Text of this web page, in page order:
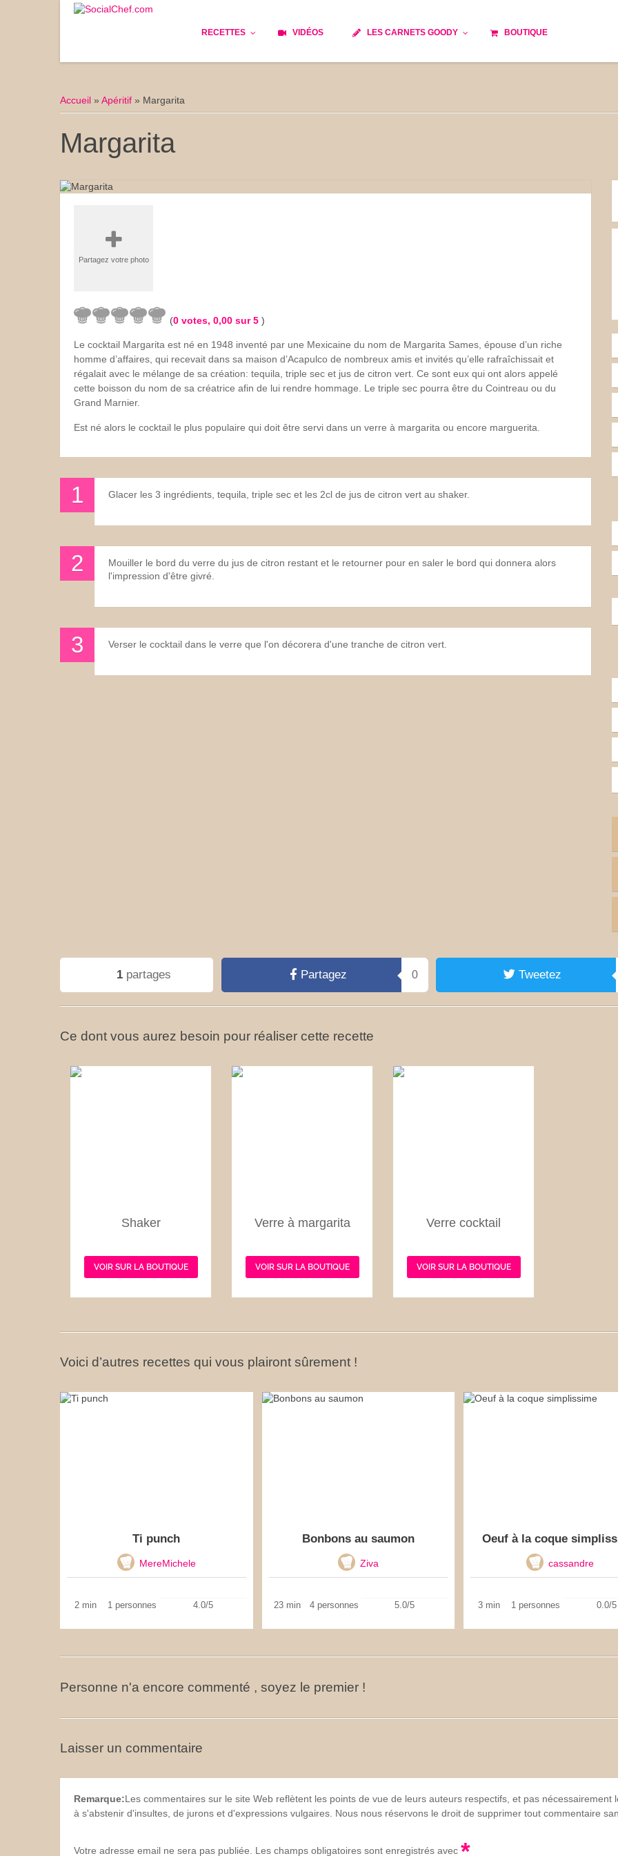
RECETTES
Le Pain
VIDÉOS LES CARNETS GOODY
Spécialité culinaire
BOUTIQUE
Accueil » Apéritif » Margarita
Margarita
Partagez votre photo
(0 votes, 0,00 sur 5 )
Le cocktail Margarita est né en 1948 inventé par une Mexicaine du nom de Margarita Sames, épouse d’un riche
homme d’affaires, qui recevait dans sa maison d’Acapulco de nombreux amis et invités qu’elle rafraîchissait et
régalait avec le mélange de sa création: tequila, triple sec et jus de citron vert. Ce sont eux qui ont alors appelé
cette boisson du nom de sa créatrice afin de lui rendre hommage. Le triple sec pourra être du Cointreau ou du
Grand Marnier.
Est né alors le cocktail le plus populaire qui doit être servi dans un verre à margarita ou encore marguerita.
Glacer les 3 ingrédients, tequila, triple sec et les 2cl de jus de citron vert au shaker.
Mouiller le bord du verre du jus de citron restant et le retourner pour en saler le bord qui donnera alors
l'impression d'être givré.
Verser le cocktail dans le verre que l'on décorera d'une tranche de citron vert.
1partages Partagez 0 Tweetez
Ce dont vous aurez besoin pour réaliser cette recette
Shaker
VOIR SUR LA BOUTIQUE
Verre à margarita
VOIR SUR LA BOUTIQUE
Verre cocktail
VOIR SUR LA BOUTIQUE
Voici d’autres recettes qui vous plairont sûrement !
Ti punch
MereMichele
2 min 1 personnes 4.0/5
Bonbons au saumon
Ziva
23 min 4 personnes 5.0/5
Oeuf à la coque
cassandre
3 min 1 personnes 0.0/5
Personne n'a encore commenté , soyez le premier !
Laisser un commentaire
Remarque:Les commentaires sur le site Web reflètent les points de vue de leurs auteurs respectifs, et pas
à s'abstenir d'insultes, de jurons et d'expressions vulgaires. Nous nous réservons le droit de supprimer tout commentaire
Votre adresse email ne sera pas publiée. Les champs obligatoires sont enregistrés avec